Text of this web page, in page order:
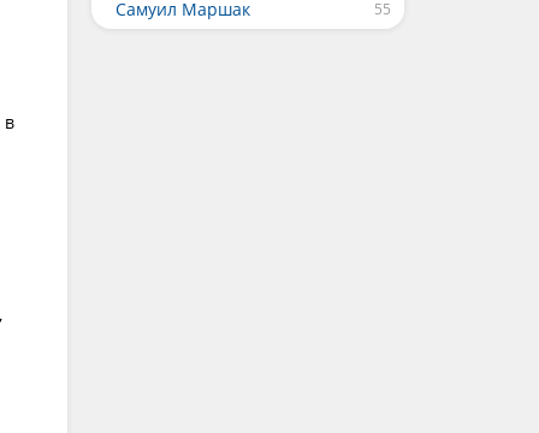
в
Самуил Маршак